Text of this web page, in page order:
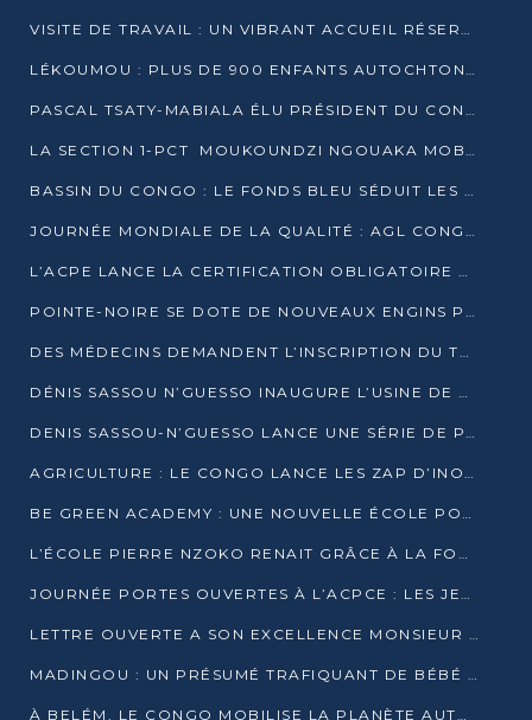
VISITE DE TRAVAIL : UN VIBRANT ACCUEIL RÉSERVÉ À DENIS SASSOU-N’GUESSO PAR L’ASSOCIATION « LES AMIS DE WOMO »
LÉKOUMOU : PLUS DE 900 ENFANTS AUTOCHTONES REÇOIVENT DES KITS SCOLAIRES GRÂCE À L’ESPACE OPOKO
PASCAL TSATY-MABIALA ÉLU PRÉSIDENT DU CONSEIL NATIONAL DE L’UPADS
LA SECTION 1-PCT MOUKOUNDZI NGOUAKA MOBILISE 100 000 FCFA POUR LE 6ᵉ CONGRÈS DU PARTI
BASSIN DU CONGO : LE FONDS BLEU SÉDUIT LES BAILLEURS À BELÉM
JOURNÉE MONDIALE DE LA QUALITÉ : AGL CONGO FORME ET SENSIBILISE LES JEUNES TALENTS
L’ACPE LANCE LA CERTIFICATION OBLIGATOIRE DES CONTRATS DE TRAVAIL DES TRANSPORTEURS
POINTE-NOIRE SE DOTE DE NOUVEAUX ENGINS POUR L’ASSAINISSEMENT ET L’ENTRETIEN ROUTIER
DES MÉDECINS DEMANDENT L’INSCRIPTION DU TRAITEMENT DU PIED-BOT DANS LES CURSUS UNIVERSITAIRES
DÉNIS SASSOU N’GUESSO INAUGURE L’USINE DE VALORISATION DU GAZ ASSOCIÉ
DENIS SASSOU-N’GUESSO LANCE UNE SÉRIE DE PROJETS DANS LE KOUILOU
AGRICULTURE : LE CONGO LANCE LES ZAP D’INONI ET YONO
BE GREEN ACADEMY : UNE NOUVELLE ÉCOLE POUR LES MÉTIERS DE L’ÉCOLOGIE À POINTE-NOIRE
L’ÉCOLE PIERRE NZOKO RENAIT GRÂCE À LA FONDATION MUCODEC
JOURNÉE PORTES OUVERTES À L’ACPCE : LES JEUNES EN IMMERSION DANS L’ENTREPRISE
LETTRE OUVERTE A SON EXCELLENCE MONSIEUR DENIS SASSOU NGUESSO, PRESIDENT DE LAREPUBLIQUE DU CONGO
MADINGOU : UN PRÉSUMÉ TRAFIQUANT DE BÉBÉ CHIMPANZÉ FIXÉ SUR SON SORT LE 20 NOVEMBRE
À BELÉM, LE CONGO MOBILISE LA PLANÈTE AUTOUR DU FONDS BLEU POUR LE BASSIN DU CONGO